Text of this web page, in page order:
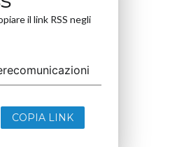
il link RSS negli
COPIA LINK